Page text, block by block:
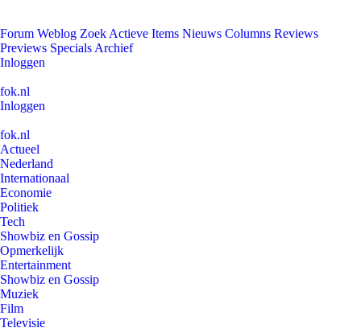
Forum Weblog Zoek Actieve Items Nieuws Columns Reviews
Previews Specials Archief
Inloggen
fok.nl
Inloggen
fok.nl
Actueel
Nederland
Internationaal
Economie
Politiek
Tech
Showbiz en Gossip
Opmerkelijk
Entertainment
Showbiz en Gossip
Muziek
Film
Televisie